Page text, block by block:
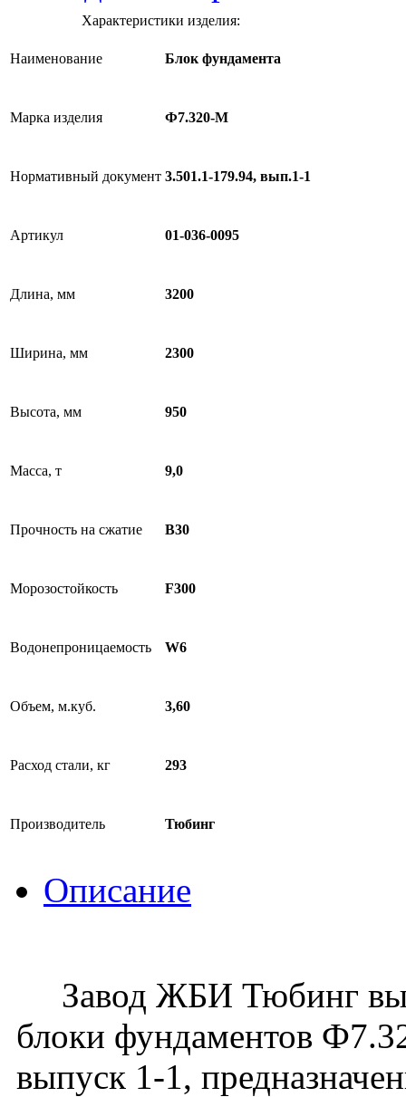
Характеристики изделия:
Наименование Блок фундамента
Марка изделия Ф7.320-М
Нормативный документ 3.501.1-179.94, вып.1-1
Артикул 01-036-0095
Длина, мм 3200
Ширина, мм 2300
Высота, мм 950
Масса, т 9,0
Прочность на сжатие B30
Морозостойкость F300
Водонепроницаемость W6
Объем, м.куб. 3,60
Расход стали, кг 293
Производитель Тюбинг
Описание
Завод ЖБИ Тюбинг
блоки фундаментов
выпуск 1-1,